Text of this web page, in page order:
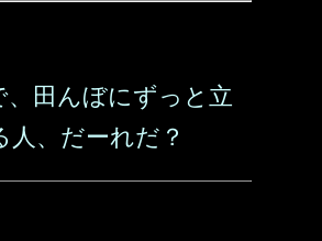
、田んぼにずっと立
人、だーれだ？